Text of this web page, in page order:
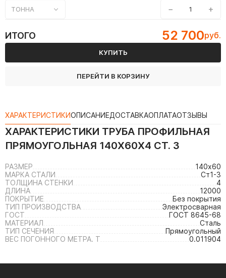
ТОННА − +
ИТОГО 52 700руб.
КУПИТЬ
ПЕРЕЙТИ В КОРЗИНУ
ХАРАКТЕРИСТИКИОПИСАНИЕДОСТАВКАОПЛАТАОТЗЫВЫ
ХАРАКТЕРИСТИКИ ТРУБА ПРОФИЛЬНАЯ
ПРЯМОУГОЛЬНАЯ 140Х60Х4 СТ. 3
РАЗМЕР
140х60
МАРКА СТАЛИ
Ст1-3
ТОЛЩИНА СТЕНКИ
4
ДЛИНА
12000
ПОКРЫТИЕ
Без покрытия
ТИП ПРОИЗВОДСТВА
Электросварная
ГОСТ
ГОСТ 8645-68
МАТЕРИАЛ
Сталь
ТИП СЕЧЕНИЯ
Прямоугольный
ВЕС ПОГОННОГО МЕТРА. Т
0.011904